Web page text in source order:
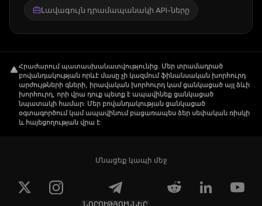
Լավագույն դրամապանակի API-ները
Հրաժարում պատասխանատվությունից. Մեր տրամադրած
բովանդակության որևէ մասը չի կազմում ֆինանսական խորհուրդ
արժույթների գների, իրավական խորհուրդ կամ ցանկացած այլ ձևի
խորհուրդ, որի վրա դուք պետք է ապավինեք ցանկացած
նպատակի համար: Մեր բովանդակության ցանկացած
օգտագործում կամ ապավինում բացառապես ձեր սեփական ռիսկի
և հայեցողության վրա է:
Մնացեք կապի մեջ
ՆՈՐՈՒԹՅՈՒՆՆԵՐ